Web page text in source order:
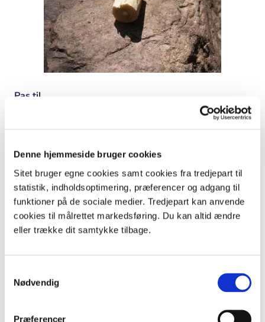
Denne hjemmeside bruger cookies
Sitet bruger egne cookies samt cookies fra tredjepart til
statistik, indholdsoptimering, præferencer og adgang til
funktioner på de sociale medier. Tredjepart kan anvende
cookies til målrettet markedsføring. Du kan altid ændre
eller trække dit samtykke tilbage.
Nødvendig
Præferencer
Pas til
Tit må man prøve sig lidt frem med at passe proppen
Luk hul